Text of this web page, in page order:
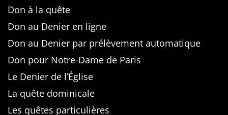
Don à la quête
Don au Denier en ligne
Don au Denier par prélèvement automatique
Don pour Notre-Dame de Paris
Le Denier de l’Église
La quête dominicale
Les quêtes particulières